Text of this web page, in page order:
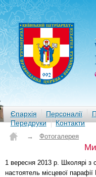
Єпархія Персоналії
Передруки
Контакти
→ Фотогалерея
1 вересня 2013 р. Школярі з
настоятель місцевої